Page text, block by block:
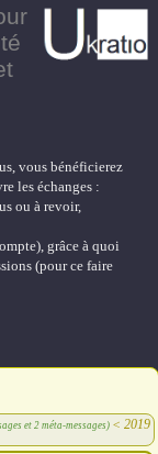
vous bénéficierez
les échanges :
ou à revoir,
grâce à quoi
(pour ce faire
et 2 méta-messages) < 2019